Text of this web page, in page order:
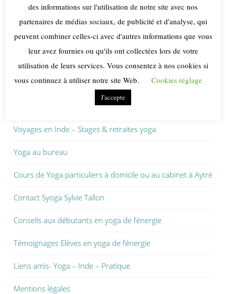
Publications Yoga
Syoga Yoga de l’énergie
Yoga de l’énergie
Cours & ateliers de Yoga de l’énergie
Voyages en Inde – Stages & retraites yoga
Yoga au bureau
Cours de Yoga particuliers à domicile ou au cabinet à Aytré
Contact Syoga Sylvie Tallon
Conseils aux débutants en yoga de l’énergie
Témoignages Elèves en yoga de l’énergie
Liens amis- Yoga – Inde – Pratique
Mentions légales
des informations sur l'utilisation de notre site avec nos
partenaires de médias sociaux, de publicité et d'analyse, qui
peuvent combiner celles-ci avec d'autres informations que vous
leur avez fournies ou qu'ils ont collectées lors de votre
utilisation de leurs services. Vous consentez à nos cookies si
vous continuez à utiliser notre site Web.
Cookies réglage
J'accepte